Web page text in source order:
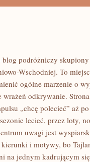
podróżniczy
Wschodniej. To
ogólne marzenie o
wrażeń odkrywanie.
„chcę polecieć” aż
lecieć, przez loty,
uwagi jest
kierunki i motywy, bo
na jednym kadrującym